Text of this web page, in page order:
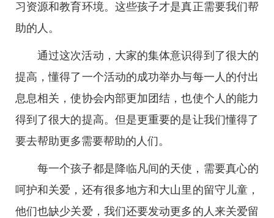
习资源和教育环境。这些孩子才是真正需要我们帮
助的人。
通过这次活动，大家的集体意识得到了很大的
提高，懂得了一个活动的成功举办与每一人的付出
息息相关，使协会内部更加团结，也使个人的能力
得到了很大的提高。但是更重要的是让我们懂得了
要去帮助更多需要帮助的人们。
每一个孩子都是降临凡间的天使，需要真心的
呵护和关爱，还有很多地方和大山里的留守儿童，
他们也缺少关爱，我们还要发动更多的人来关爱留